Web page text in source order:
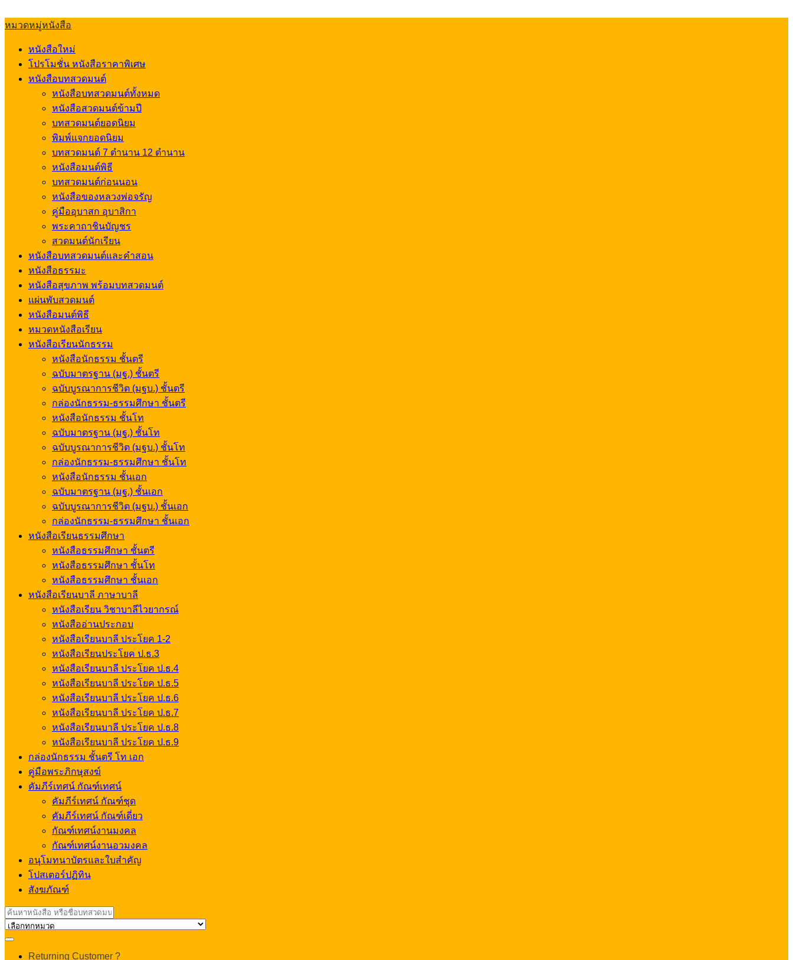
หมวดหมู่หนังสือ
หนังสือใหม่
โปรโมชั่น หนังสือราคาพิเศษ
หนังสือบทสวดมนต์
หนังสือบทสวดมนต์ทั้งหมด
หนังสือสวดมนต์ข้ามปี
บทสวดมนต์ยอดนิยม
พิมพ์แจกยอดนิยม
บทสวดมนต์ 7 ตำนาน 12 ตำนาน
หนังสือมนต์พิธี
บทสวดมนต์ก่อนนอน
หนังสือของหลวงพ่อจรัญ
คู่มืออุบาสก อุบาสิกา
พระคาถาชินบัญชร
สวดมนต์นักเรียน
หนังสือบทสวดมนต์และคำสอน
หนังสือธรรมะ
หนังสือสุขภาพ พร้อมบทสวดมนต์
แผ่นพับสวดมนต์
หนังสือมนต์พิธี
หมวดหนังสือเรียน
หนังสือเรียนนักธรรม
หนังสือนักธรรม ชั้นตรี
ฉบับมาตรฐาน (มฐ.) ชั้นตรี
ฉบับบูรณาการชีวิต (มฐบ.) ชั้นตรี
กล่องนักธรรม-ธรรมศึกษา ชั้นตรี
หนังสือนักธรรม ชั้นโท
ฉบับมาตรฐาน (มฐ.) ชั้นโท
ฉบับบูรณาการชีวิต (มฐบ.) ชั้นโท
กล่องนักธรรม-ธรรมศึกษา ชั้นโท
หนังสือนักธรรม ชั้นเอก
ฉบับมาตรฐาน (มฐ.) ชั้นเอก
ฉบับบูรณาการชีวิต (มฐบ.) ชั้นเอก
กล่องนักธรรม-ธรรมศึกษา ชั้นเอก
หนังสือเรียนธรรมศึกษา
หนังสือธรรมศึกษา ชั้นตรี
หนังสือธรรมศึกษา ชั้นโท
หนังสือธรรมศึกษา ชั้นเอก
หนังสือเรียนบาลี ภาษาบาลี
หนังสือเรียน วิชาบาลีไวยากรณ์
หนังสืออ่านประกอบ
หนังสือเรียนบาลี ประโยค 1-2
หนังสือเรียนประโยค ป.ธ.3
หนังสือเรียนบาลี ประโยค ป.ธ.4
หนังสือเรียนบาลี ประโยค ป.ธ.5
หนังสือเรียนบาลี ประโยค ป.ธ.6
หนังสือเรียนบาลี ประโยค ป.ธ.7
หนังสือเรียนบาลี ประโยค ป.ธ.8
หนังสือเรียนบาลี ประโยค ป.ธ.9
กล่องนักธรรม ชั้นตรี โท เอก
คู่มือพระภิกษุสงฆ์
คัมภีร์เทศน์ กัณฑ์เทศน์
คัมภีร์เทศน์ กัณฑ์ชุด
คัมภีร์เทศน์ กัณฑ์เดี่ยว
กัณฑ์เทศน์งานมงคล
กัณฑ์เทศน์งานอวมงคล
อนุโมทนาบัตรและใบสำคัญ
โปสเตอร์ปฏิทิน
สังฆภัณฑ์
Search
for:
Returning Customer ?